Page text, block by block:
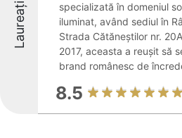
Laureați
specializată în domeniul
iluminat, având sediul în
Strada Cătăneștilor nr.
2017, aceasta a reușit să
brand românesc de
8.5